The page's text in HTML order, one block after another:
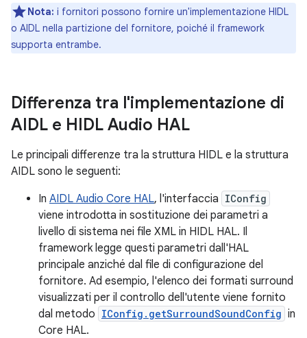
Nota: i fornitori possono fornire un'implementazione HIDL
o AIDL nella partizione del fornitore, poiché il framework
supporta entrambe.
Differenza tra l'implementazione di
AIDL e HIDL Audio HAL
Le principali differenze tra la struttura HIDL e la struttura
AIDL sono le seguenti:
In AIDL Audio Core HAL, l'interfaccia IConfig
viene introdotta in sostituzione dei parametri a
livello di sistema nei file XML in HIDL HAL. Il
framework legge questi parametri dall'HAL
principale anziché dal file di configurazione del
fornitore. Ad esempio, l'elenco dei formati surround
visualizzati per il controllo dell'utente viene fornito
dal metodo IConfig.getSurroundSoundConfig in
Core HAL.